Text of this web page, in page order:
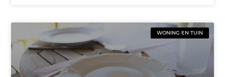
WONING EN TUIN